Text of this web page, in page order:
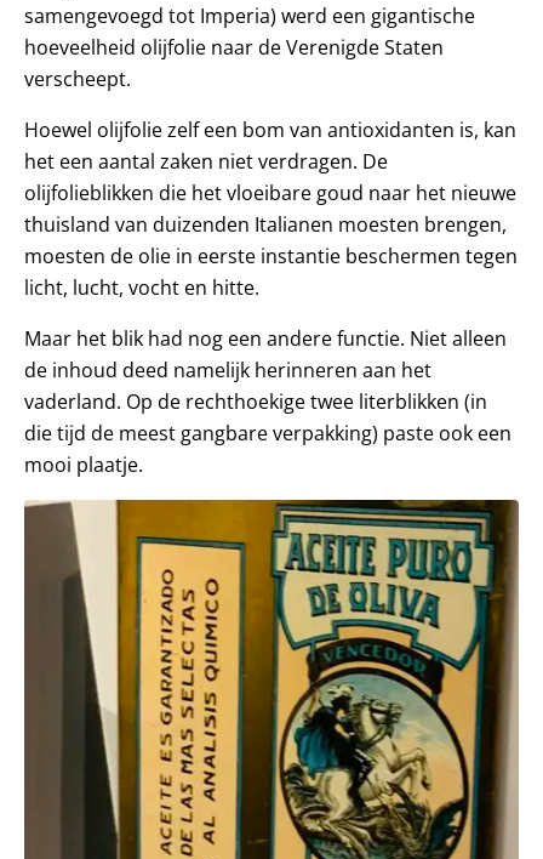
samengevoegd tot Imperia) werd een gigantische
hoeveelheid olijfolie naar de Verenigde Staten
verscheept.
Hoewel olijfolie zelf een bom van antioxidanten is, kan
het een aantal zaken niet verdragen. De
olijfolieblikken die het vloeibare goud naar het nieuwe
thuisland van duizenden Italianen moesten brengen,
moesten de olie in eerste instantie beschermen tegen
licht, lucht, vocht en hitte.
Maar het blik had nog een andere functie. Niet alleen
de inhoud deed namelijk herinneren aan het
vaderland. Op de rechthoekige twee literblikken (in
die tijd de meest gangbare verpakking) paste ook een
mooi plaatje.